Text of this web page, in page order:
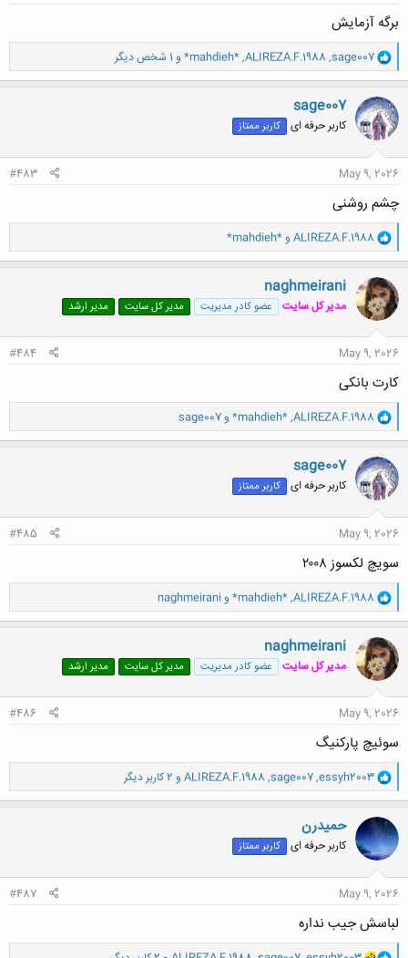
برگه آزمایش
و
ا
ک
ن
ش
ه
ا
sage007
,
ALIREZA.F.1988
,
*mahdieh* و 1 شخص دیگر
sage007
کاربر حرفه ای کاربر ممتاز
May 9, 2026
#483
چشم روشنی
و
ا
ک
ن
ش
ه
ا
ALIREZA.F.1988 و *mahdieh*
naghmeirani
مدیر کل سایت عضو کادر مدیریت مدیر کل سایت مدیر ارشد
May 9, 2026
#484
کارت بانکی
و
ا
ک
ن
ش
ه
ا
ALIREZA.F.1988
,
*mahdieh* وsage007
sage007
کاربر حرفه ای کاربر ممتاز
May 9, 2026
#485
سویچ لکسوز ۲۰۰۸
و
ا
ک
ن
ش
ه
ا
ALIREZA.F.1988
,
*mahdieh* و naghmeirani
naghmeirani
مدیر کل سایت عضو کادر مدیریت مدیر کل سایت مدیر ارشد
May 9, 2026
#486
سوئیچ پارکنیگ
و
ا
ک
ن
ش
ه
ا
essyh2003
,
sage007
,
ALIREZA.F.1988 و 2 کاربر دیگر
حميدرن
کاربر حرفه ای کاربر ممتاز
May 9, 2026
#487
لباسش جیب نداره